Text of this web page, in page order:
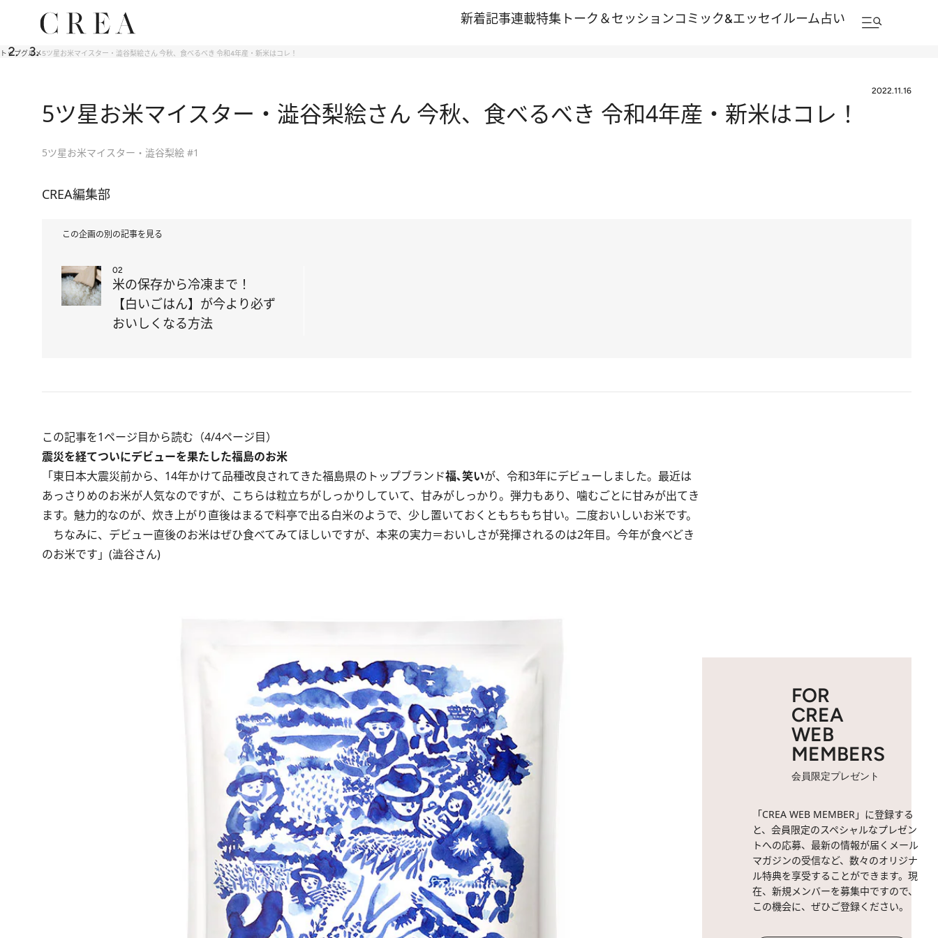
新着記事連載特集 トーク＆セッションコミック&エッセイルーム占い
トップグルメ5ツ星お米マイスター・澁谷梨絵さん 今秋、食べるべき 令和4年産・新米はコレ！
2022.11.16
5ツ星お米マイスター・澁谷梨絵さん 今秋、食べるべき 令和4年産・新米はコレ！
5ツ星お米マイスター・澁谷梨絵 #1
CREA編集部
この企画の別の記事を見る
02
米の保存から冷凍まで！
【白いごはん】が今より必ず
おいしくなる方法
この記事を1ページ目から読む（4/4ページ目）
震災を経てついにデビューを果たした福島のお米
「東日本大震災前から、14年かけて品種改良されてきた福島県のトップブランド福､笑いが、令和3年にデビューしました。最近は
あっさりめのお米が人気なのですが、こちらは粒立ちがしっかりしていて、甘みがしっかり。弾力もあり、噛むごとに甘みが出てき
ます。魅力的なのが、炊き上がり直後はまるで料亭で出る白米のようで、少し置いておくともちもち甘い。二度おいしいお米です。
ちなみに、デビュー直後のお米はぜひ食べてみてほしいですが、本来の実力＝おいしさが発揮されるのは2年目。今年が食べどき
のお米です」(澁谷さん)
FOR
CREA
WEB
MEMBERS
会員限定プレゼント
「CREA WEB MEMBER」に登録する
と、会員限定のスペシャルなプレゼン
トへの応募、最新の情報が届くメール
マガジンの受信など、数々のオリジナ
ル特典を享受することができます。現
在、新規メンバーを募集中ですので、
この機会に、ぜひご登録ください。